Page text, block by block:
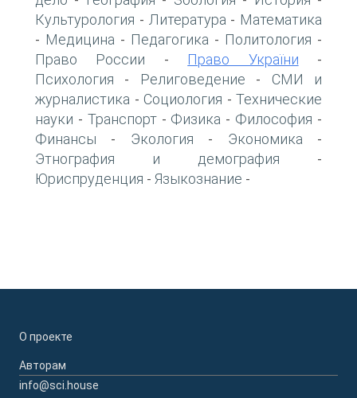
Культурология - Литература - Математика
- Медицина - Педагогика - Политология -
Право России - Право України -
Психология - Религоведение - СМИ и
журналистика - Социология - Технические
науки - Транспорт- Физика - Философия -
Финансы - Экология - Экономика -
Этнография и демография -
Юриспруденция - Языкознание -
О проекте
Авторам
info@sci.house